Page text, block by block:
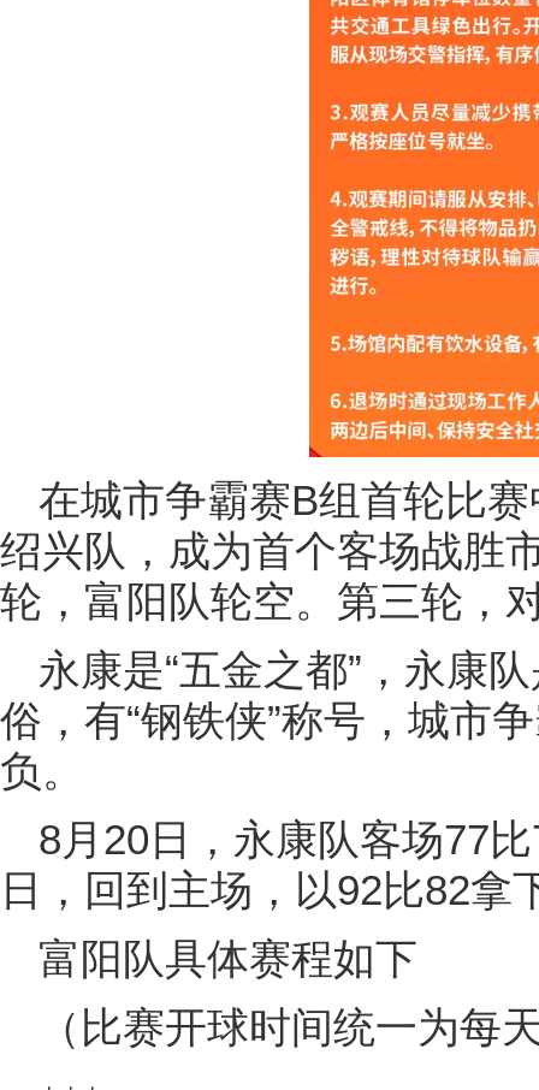
在城市争霸赛B组首轮比
绍兴队，成为首个客场战胜
轮，富阳队轮空。第三轮，
永康是“五金之都”，永康
俗，有“钢铁侠”称号，城市
负。
8月20日，永康队客场77
日，回到主场，以92比82拿
富阳队具体赛程如下
（比赛开球时间统一为每